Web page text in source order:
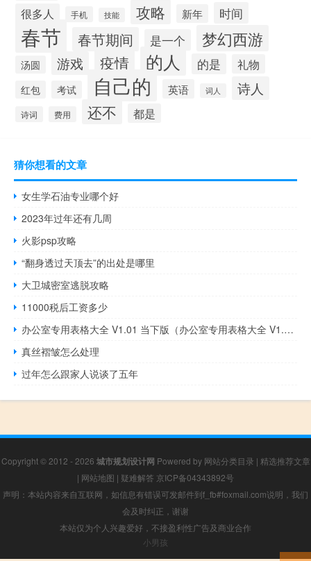
很多人 手机 技能 攻略 新年 时间
春节 春节期间 是一个 梦幻西游
汤圆 游戏 疫情 的人 的是 礼物
红包 考试 自己的 英语 词人 诗人
诗词 费用 还不 都是
猜你想看的文章
女生学石油专业哪个好
2023年过年还有几周
火影psp攻略
“翻身透过天顶去”的出处是哪里
大卫城密室逃脱攻略
11000税后工资多少
办公室专用表格大全 V1.01 当下版（办公室专用表格大全 V1.01 当下版功能简介）
真丝褶皱怎么处理
过年怎么跟家人说谈了五年
Copyright © 2012 - 2026 城市规划设计网 Powered by 网站分类目录 | 精选推荐文章
| 网站地图 | 疑难解答 京ICP备04343892号
声明：本站内容来自互联网，如信息有错误可发邮件到f_fb#foxmail.com说明，我们
会及时纠正，谢谢
本站仅为个人兴趣爱好，不接盈利性广告及商业合作
小男孩